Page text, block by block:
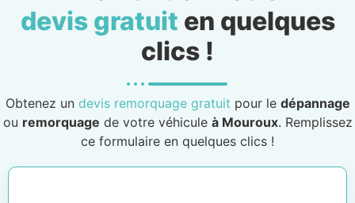
devis gratuit en quelques
clics !
Obtenez un devis remorquage gratuit pour le dépannage
ou remorquage de votre véhicule à Mouroux. Remplissez
ce formulaire en quelques clics !